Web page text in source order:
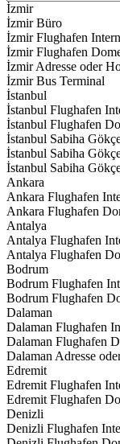
İzmir
İzmir Büro
İzmir Flughafen
İzmir Flughafen
İzmir Adresse oder
İzmir Bus Terminal
İstanbul
İstanbul Flughafen
İstanbul Flughafen
İstanbul Sabiha
İstanbul Sabiha
İstanbul Sabiha
Ankara
Ankara Flughafen
Ankara Flughafen
Antalya
Antalya Flughafen
Antalya Flughafen
Bodrum
Bodrum Flughafen
Bodrum Flughafen
Dalaman
Dalaman Flughafen
Dalaman Flughafen
Dalaman Adresse
Edremit
Edremit Flughafen
Edremit Flughafen
Denizli
Denizli Flughafen